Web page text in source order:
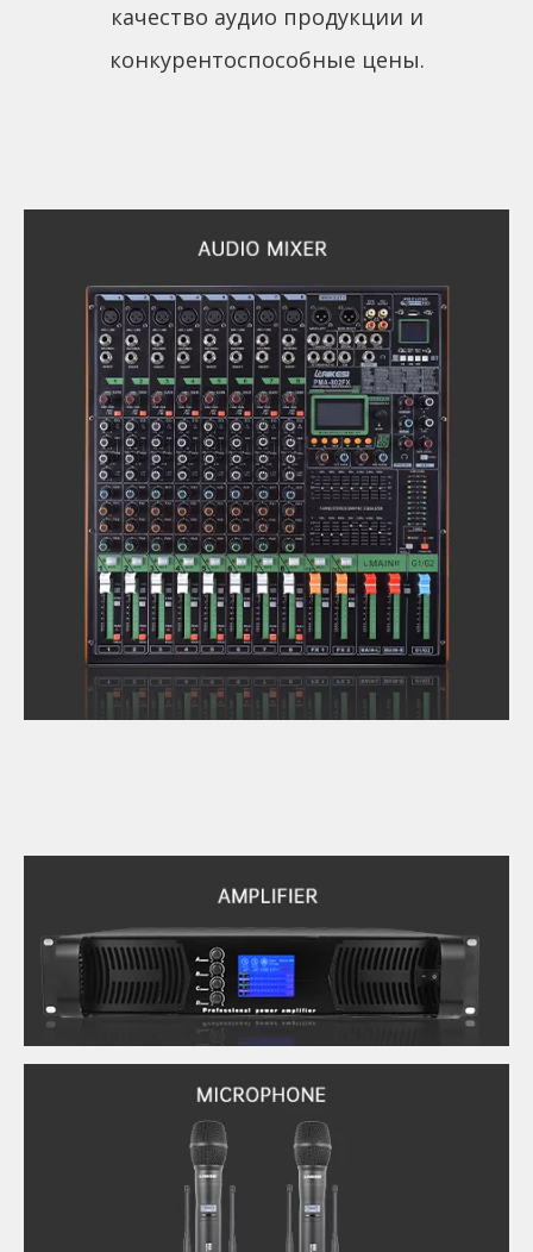
качество аудио продукции и
конкурентоспособные цены.